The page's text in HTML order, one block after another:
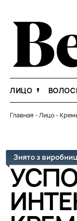
ЛИЦО
Главная -Лицо-
Знято з